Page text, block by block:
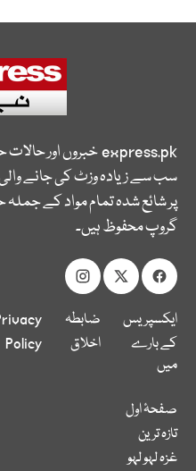
express.pkخبروں اور
سب سے زیادہ وزٹ کی جانے
پر شائع شدہ تمام مواد کے
گروپ محفوظ ہیں۔
ایکسپریس
کے بارے
میں
ضابطہ
اخلاق Policy
صفحۂ اول
تازہ ترین
غزہ لہو لہو